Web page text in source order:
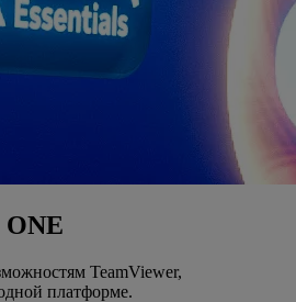
ONE
TeamViewer,
платформе.